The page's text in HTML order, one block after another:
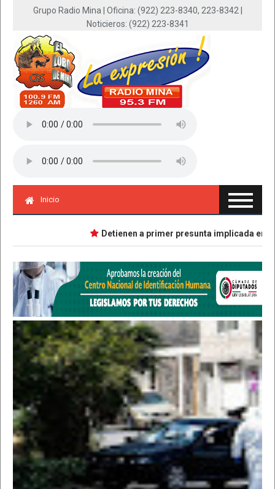
Grupo Radio Mina | Oficina: (922) 223-8340, 223-8342 |
Noticieros: (922) 223-8341
Inicio
Detienen a primer presunta implicada en caso